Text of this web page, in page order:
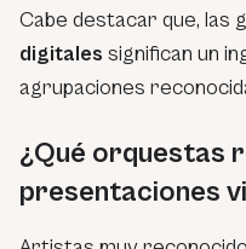
Cabe destacar que, las
digitales significan un
agrupaciones
¿Qué orquestas
presentaciones